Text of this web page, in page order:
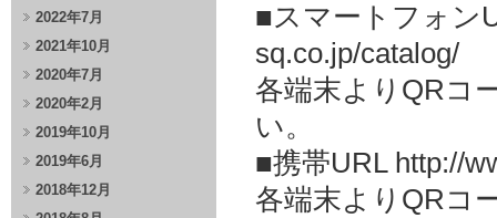
■スマートフォン
sq.co.jp/catalog/
各端末よりQRコ
い。
■携帯URL http://
各端末よりQRコ
2022年7月
2021年10月
2020年7月
2020年2月
2019年10月
2019年6月
2018年12月